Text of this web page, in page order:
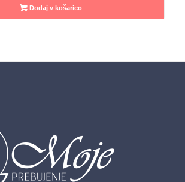
Dodaj v košarico